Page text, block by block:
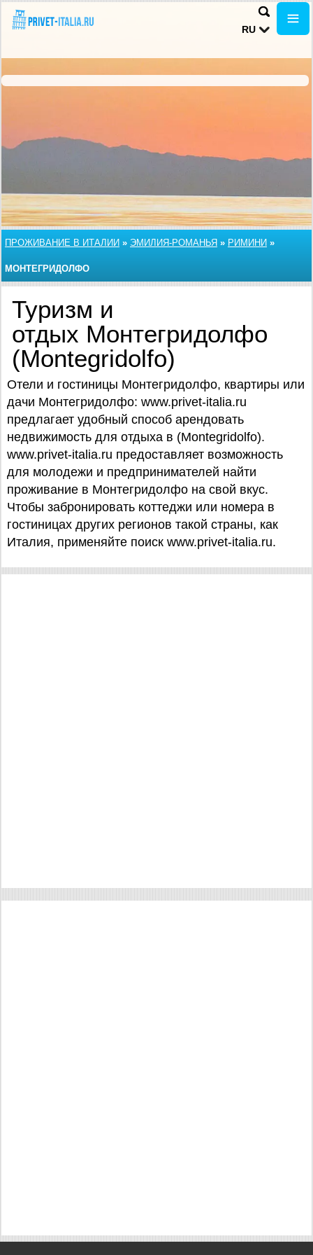
RU
ПРОЖИВАНИЕ В ИТАЛИИ » ЭМИЛИЯ-РОМАНЬЯ » РИМИНИ »
МОНТЕГРИДОЛФО
Туризм и
отдых Монтегридолфо
(Montegridolfo)
Отели и гостиницы Монтегридолфо, квартиры или
дачи Монтегридолфо: www.privet-italia.ru
предлагает удобный способ арендовать
недвижимость для отдыха в (Montegridolfo).
www.privet-italia.ru предоставляет возможность
для молодежи и предпринимателей найти
проживание в Монтегридолфо на свой вкус.
Чтобы забронировать коттеджи или номера в
гостиницах других регионов такой страны, как
Италия, применяйте поиск www.privet-italia.ru.